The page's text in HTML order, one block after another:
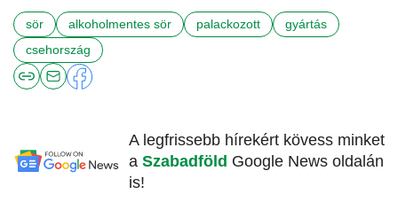
sör alkoholmentes sör palackozott
gyártás
csehország
A legfrissebb hírekért kövess minket
a Szabadföld Google News oldalán
is!